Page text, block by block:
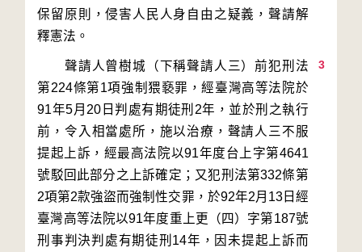
保留原則，侵害人民人身自由之疑義，聲請解
3
聲請人曾樹城（下稱聲請人三）前犯刑法
第224條第1項強制猥褻罪，經臺灣高等法院於
91年5月20日判處有期徒刑2年，並於刑之執行
前，令入相當處所，施以治療，聲請人三不服
提起上訴，經最高法院以91年度台上字第4641
號駁回此部分之上訴確定；又犯刑法第332條第
2項第2款強盜而強制性交罪，於92年2月13日經
臺灣高等法院以91年度重上更（四）字第187號
刑事判決判處有期徒刑14年，因未提起上訴而